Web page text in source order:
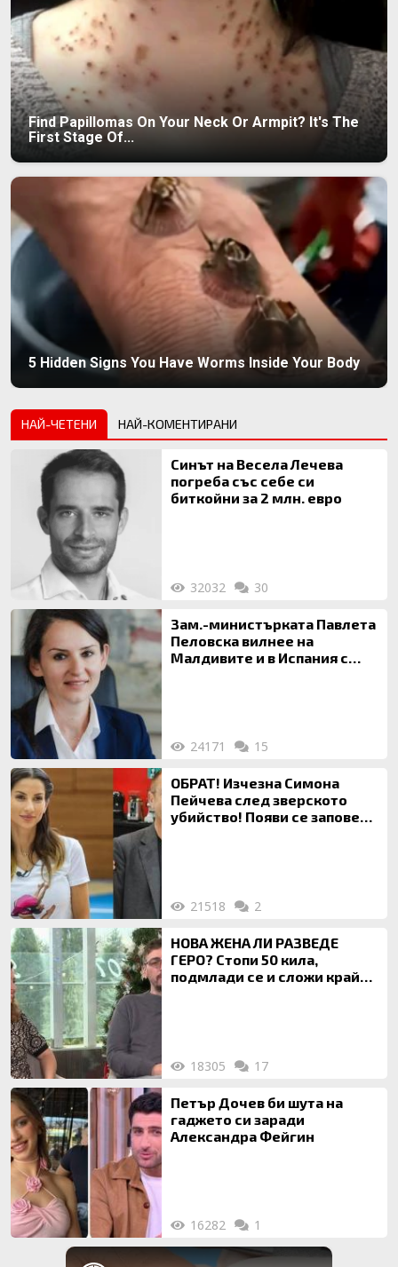
Find Papillomas On Your Neck Or Armpit? It's The
First Stage Of...
5 Hidden Signs You Have Worms Inside Your Body
НАЙ-ЧЕТЕНИ НАЙ-КОМЕНТИРАНИ
Синът на Весела Лечева
погреба със себе си
биткойни за 2 млн. евро
32032 30
Зам.-министърката Павлета
Пеловска вилнее на
Малдивите и в Испания с
24171 15
ОБРАТ! Изчезна Симона
Пейчева след зверското
убийство! Появи се заповед
21518 2
НОВА ЖЕНА ЛИ РАЗВЕДЕ
ГЕРО? Стопи 50 кила,
подмлади се и сложи край
18305 17
Петър Дочев би шута на
гаджето си заради
Александра Фейгин
16282 1